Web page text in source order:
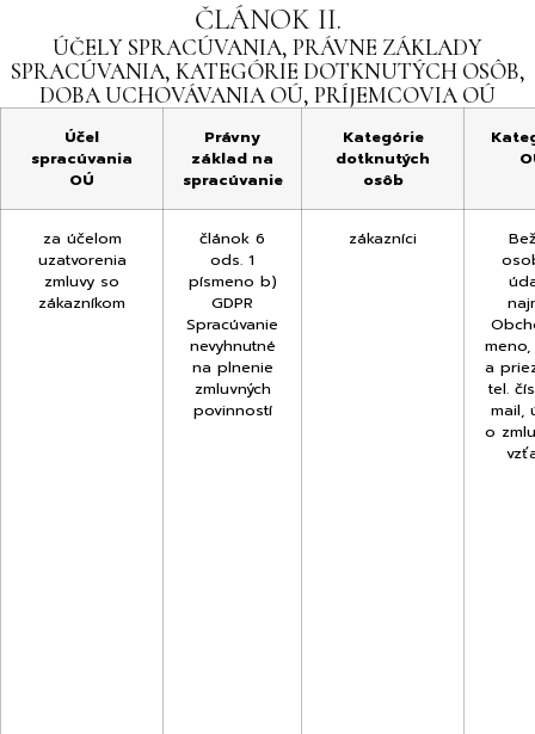
ČLÁNOK II.
ÚČELY SPRACÚVANIA, PRÁVNE ZÁKLADY
SPRACÚVANIA, KATEGÓRIE DOTKNUTÝCH OSÔB,
DOBA UCHOVÁVANIA OÚ, PRÍJEMCOVIA OÚ
Účel
spracúvania
OÚ
Právny
základ na
spracúvanie
Kategórie
dotknutých
osôb
za účelom
uzatvorenia
zmluvy so
zákazníkom
článok 6
ods. 1
písmeno b)
GDPR
Spracúvanie
nevyhnutné
na plnenie
zmluvných
povinností
zákazníci
a
tel.
mail,
o